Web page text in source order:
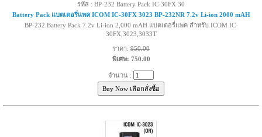
รหัส : BP-232 Battery Pack IC-30FX 30
Battery Pack แบตเตอรี่แพค ICOM IC-30FX 3023 BP-232NR 7.2v Li-ion 2000 mAH
BP-232 Battery Pack 7.2v Li-ion 2,000 mAH แบตเตอรี่แพค สำหรับ ICOM IC-
30FX,3023,3033T
ราคา: 950.00
พิเศษ: 750.00
จำนวน :